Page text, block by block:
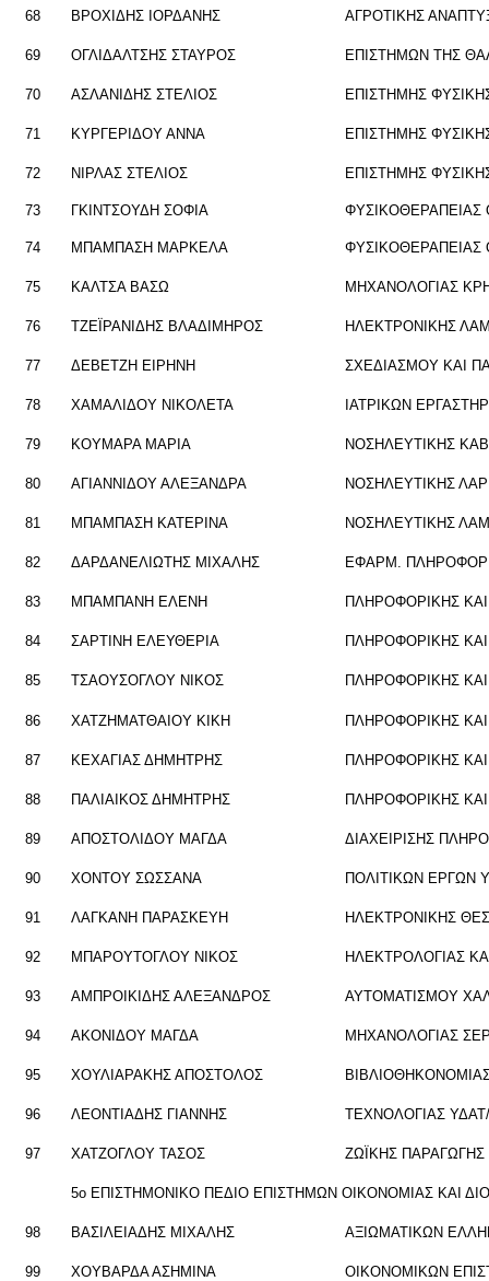
68 ΒΡΟ­ΧΙ­ΔΗΣ ΙΟΡ­ΔΑ­ΝΗΣ ΑΓΡΟ­ΤΙ­ΚΗΣ
69 ΟΓΛΙ­ΔΑΛ­ΤΣΗΣ ΣΤΑΥ­ΡΟΣ ΕΠΙ­ΣΤΗ­ΜΩΝ ΤΗΣ
70 ΑΣΛΑ­ΝΙ­ΔΗΣ ΣΤΕ­ΛΙΟΣ ΕΠΙ­ΣΤΗ­ΜΗΣ
71 ΚΥΡ­ΓΕ­ΡΙ­ΔΟΥ ΑΝΝΑ ΕΠΙ­ΣΤΗ­ΜΗΣ
72 ΝΙΡ­ΛΑΣ ΣΤΕ­ΛΙΟΣ ΕΠΙ­ΣΤΗ­ΜΗΣ
73 ΓΚΙΝ­ΤΣΟΥ­ΔΗ ΣΟΦΙΑ ΦΥ­ΣΙ­ΚΟ­ΘΕ­ΡΑ­ΠΕΙΑΣ
74 ΜΠΑ­ΜΠΑ­ΣΗ ΜΑΡ­ΚΕ­ΛΑ ΦΥ­ΣΙ­ΚΟ­ΘΕ­ΡΑ­ΠΕΙΑΣ
75 ΚΑΛ­ΤΣΑ ΒΑΣΩ ΜΗ­ΧΑ­ΝΟ­ΛΟ­ΓΙΑΣ
76 ΤΖΕΪ­ΡΑ­ΝΙ­ΔΗΣ ΒΛΑ­ΔΙ­ΜΗ­ΡΟΣ ΗΛΕ­ΚΤΡΟ­ΝΙ­ΚΗΣ
77 ΔΕ­ΒΕ­ΤΖΗ ΕΙ­ΡΗ­ΝΗ ΣΧΕ­ΔΙΑ­ΣΜΟΥ ΚΑΙ
78 ΧΑ­ΜΑ­ΛΙ­ΔΟΥ ΝΙ­ΚΟ­ΛΕ­ΤΑ ΙΑ­ΤΡΙ­ΚΩΝ
79 ΚΟΥ­ΜΑ­ΡΑ ΜΑΡΙΑ ΝΟ­ΣΗ­ΛΕΥ­ΤΙ­ΚΗΣ
80 ΑΓΙΑΝ­ΝΙ­ΔΟΥ ΑΛΕ­ΞΑΝ­ΔΡΑ ΝΟ­ΣΗ­ΛΕΥ­ΤΙ­ΚΗΣ
81 ΜΠΑ­ΜΠΑ­ΣΗ ΚΑ­ΤΕ­ΡΙ­ΝΑ ΝΟ­ΣΗ­ΛΕΥ­ΤΙ­ΚΗΣ
82 ΔΑΡ­ΔΑ­ΝΕ­ΛΙΩ­ΤΗΣ ΜΙ­ΧΑ­ΛΗΣ ΕΦΑΡΜ.
83 ΜΠΑ­ΜΠΑ­ΝΗ ΕΛΕΝΗ ΠΛΗ­ΡΟ­ΦΟ­ΡΙ­ΚΗΣ
84 ΣΑΡ­ΤΙ­ΝΗ ΕΛΕΥ­ΘΕ­ΡΙΑ ΠΛΗ­ΡΟ­ΦΟ­ΡΙ­ΚΗΣ
85 ΤΣΑ­ΟΥ­ΣΟ­ΓΛΟΥ ΝΙΚΟΣ ΠΛΗ­ΡΟ­ΦΟ­ΡΙ­ΚΗΣ
86 ΧΑ­ΤΖΗ­ΜΑΤ­ΘΑΙΟΥ ΚΙΚΗ ΠΛΗ­ΡΟ­ΦΟ­ΡΙ­ΚΗΣ
87 ΚΕ­ΧΑ­ΓΙΑΣ ΔΗ­ΜΗ­ΤΡΗΣ ΠΛΗ­ΡΟ­ΦΟ­ΡΙ­ΚΗΣ
88 ΠΑ­ΛΙΑΙ­ΚΟΣ ΔΗ­ΜΗ­ΤΡΗΣ ΠΛΗ­ΡΟ­ΦΟ­ΡΙ­ΚΗΣ
89 ΑΠΟ­ΣΤΟ­ΛΙ­ΔΟΥ ΜΑΓΔΑ ΔΙΑ­ΧΕΙ­ΡΙ­ΣΗΣ
90 ΧΟ­ΝΤΟΥ ΣΩΣ­ΣΑ­ΝΑ ΠΟ­ΛΙ­ΤΙ­ΚΩΝ ΕΡΓΩΝ
91 ΛΑ­ΓΚΑ­ΝΗ ΠΑ­ΡΑ­ΣΚΕΥΗ ΗΛΕ­ΚΤΡΟ­ΝΙ­ΚΗΣ
92 ΜΠΑ­ΡΟΥ­ΤΟ­ΓΛΟΥ ΝΙΚΟΣ ΗΛΕ­ΚΤΡΟ­ΛΟ­ΓΙΑΣ
93 ΑΜΠΡΟΙ­ΚΙ­ΔΗΣ ΑΛΕ­ΞΑΝ­ΔΡΟΣ ΑΥ­ΤΟ­ΜΑ­ΤΙ­ΣΜΟΥ
94 ΑΚΟ­ΝΙ­ΔΟΥ ΜΑΓΔΑ ΜΗ­ΧΑ­ΝΟ­ΛΟ­ΓΙΑΣ
95 ΧΟΥ­ΛΙΑ­ΡΑ­ΚΗΣ ΑΠΟ­ΣΤΟ­ΛΟΣ
96 ΛΕ­Ο­ΝΤΙΑ­ΔΗΣ ΓΙΑΝ­ΝΗΣ ΤΕ­ΧΝΟ­ΛΟ­ΓΙΑΣ
97 ΧΑ­ΤΖΟ­ΓΛΟΥ ΤΑΣΟΣ ΖΩ­Ϊ­ΚΗΣ ΠΑ­ΡΑ­ΓΩ­ΓΗΣ
5o ΕΠΙ­ΣΤΗ­ΜΟ­ΝΙ­ΚΟ ΠΕΔΙΟ ΕΠΙ­ΣΤΗ­ΜΩΝ ΟΙ­ΚΟ­ΝΟ­ΜΙΑΣ ΚΑΙ
98 ΒΑ­ΣΙ­ΛΕΙΑ­ΔΗΣ ΜΙ­ΧΑ­ΛΗΣ ΑΞΙΩ­ΜΑ­ΤΙ­ΚΩΝ
99 ΧΟΥ­ΒΑΡ­ΔΑ ΑΣΗ­ΜΙ­ΝΑ ΟΙ­ΚΟ­ΝΟ­ΜΙ­ΚΩΝ